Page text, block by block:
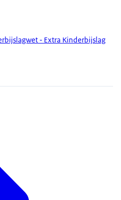
- Extra Kinderbijslag